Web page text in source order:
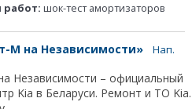
шок-тест амортизаторов
М на Независимости»
Нап.
Независимости – официальный
Kia в Беларуси. Ремонт и ТО Kia.